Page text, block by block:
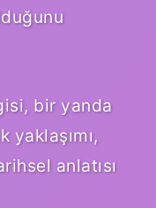
bir yanda
yaklaşımı,
anlatısı